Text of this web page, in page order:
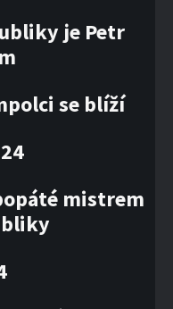
je Petr
se blíží
mistrem